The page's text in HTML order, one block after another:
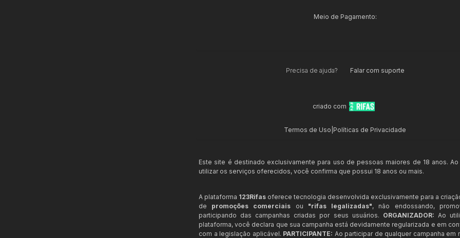
Meio de Pagamento:
Precisa de ajuda? Falar com suporte
criado com
Termos de Uso Políticas de Privacidade
Este site é destinado exclusivamente para uso de pessoas maiores de 18 anos.
utilizar os serviços oferecidos, você confirma que possui 18 anos ou mais.
A plataforma 123Rifas oferece tecnologia desenvolvida exclusivamente para a
de promoções comerciais ou "rifas legalizadas", não endossando,
participando das campanhas criadas por seus usuários. ORGANIZADOR: Ao
plataforma, você declara que sua campanha está devidamente regularizada e em
com a legislação aplicável. PARTICIPANTE: Ao participar de qualquer campanha em